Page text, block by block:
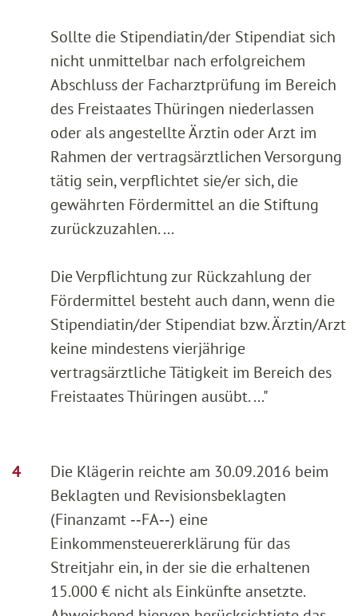
Sollte die Stipendiatin/der Stipendiat sich
nicht unmittelbar nach erfolgreichem
Abschluss der Facharztprüfung im Bereich
des Freistaates Thüringen niederlassen
oder als angestellte Ärztin oder Arzt im
Rahmen der vertragsärztlichen Versorgung
tätig sein, verpflichtet sie/er sich, die
gewährten Fördermittel an die Stiftung
zurückzuzahlen. ...
Die Verpflichtung zur Rückzahlung der
Fördermittel besteht auch dann, wenn die
Stipendiatin/der Stipendiat bzw. Ärztin/Arzt
keine mindestens vierjährige
vertragsärztliche Tätigkeit im Bereich des
Freistaates Thüringen ausübt. ..."
Die Klägerin reichte am 30.09.2016 beim
Beklagten und Revisionsbeklagten
(Finanzamt ‑‑FA‑‑) eine
Einkommensteuererklärung für das
Streitjahr ein, in der sie die erhaltenen
15.000 € nicht als Einkünfte ansetzte.